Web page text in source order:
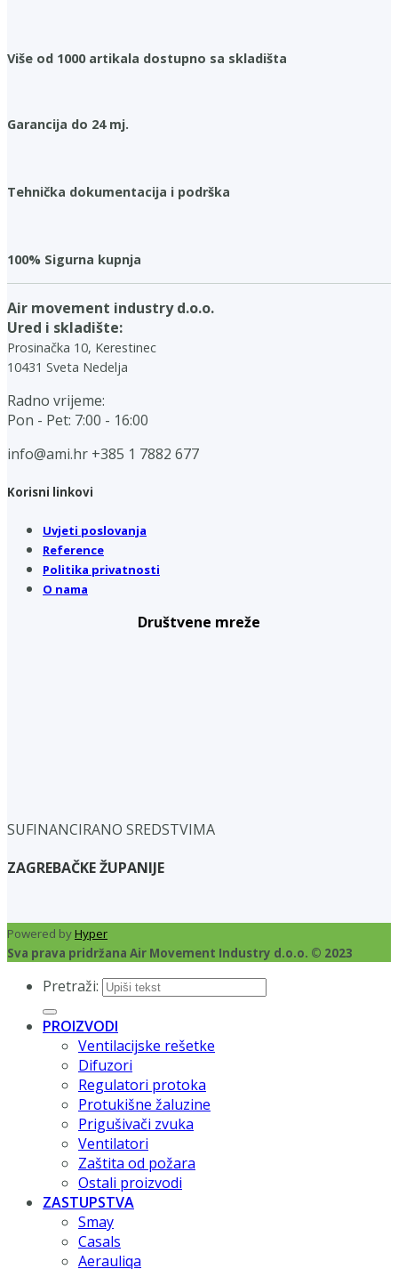
Više od 1000 artikala dostupno sa skladišta
Garancija do 24 mj.
Tehnička dokumentacija i podrška
100% Sigurna kupnja
Air movement industry d.o.o.
Ured i skladište:
Prosinačka 10, Kerestinec
10431 Sveta Nedelja
Radno vrijeme:
Pon - Pet: 7:00 - 16:00
info@ami.hr +385 1 7882 677
Korisni linkovi
Uvjeti poslovanja
Reference
Politika privatnosti
O nama
Društvene mreže
SUFINANCIRANO SREDSTVIMA
ZAGREBAČKE ŽUPANIJE
Powered byHyper
Sva prava pridržana Air Movement Industry d.o.o. © 2023
Pretraži:
PROIZVODI
Ventilacijske rešetke
Difuzori
Regulatori protoka
Protukišne žaluzine
Prigušivači zvuka
Ventilatori
Zaštita od požara
Ostali proizvodi
ZASTUPSTVA
Smay
Casals
Aerauliqa